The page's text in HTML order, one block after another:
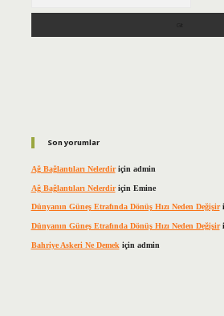
Son yorumlar
Ağ Bağlantıları Nelerdiriçin admin
Ağ Bağlantıları Nelerdiriçin Emine
Dünyanın Güneş Etrafında Dönüş Hızı Neden Değişir
Dünyanın Güneş Etrafında Dönüş Hızı Neden Değişir
Bahriye Askeri Ne Demek için admin